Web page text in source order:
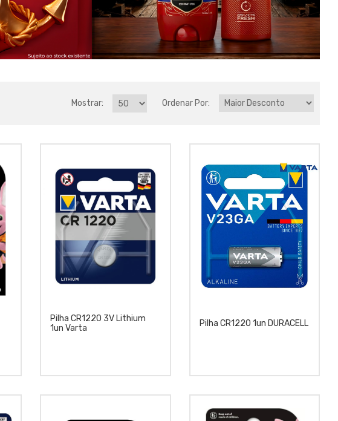
Mostrar: Ordenar Por:
Pilha CR1220 3V Lithium
1un Varta
Pilha CR1220 1un DURACELL